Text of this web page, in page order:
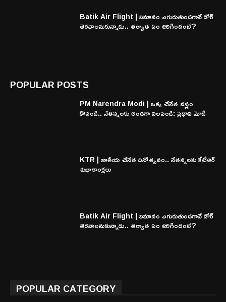
Batik Air Flight | విమానం ఎగురుతుండగానే డోర్
తెరవాలనుకున్నాడు.. తర్వాత ఏం జరిగిందంటే?
POPULAR POSTS
PM Narendra Modi | ఒక్క చేనేత వస్త్రం
కొనండి.. నేతన్నలకు అండగా నిలవండి: ప్రధాని మోడీ
KTR | జాతీయ చేనేత దినోత్సవం.. నేతన్నలకు కేటీఆర్
శుభాకాంక్షలు
Batik Air Flight | విమానం ఎగురుతుండగానే డోర్
తెరవాలనుకున్నాడు.. తర్వాత ఏం జరిగిందంటే?
POPULAR CATEGORY